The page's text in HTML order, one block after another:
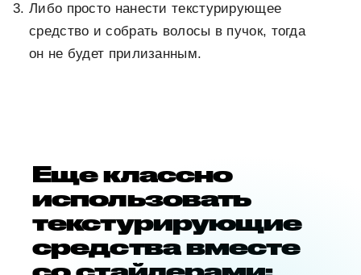
Либо просто нанести текстурирующее
средство и собрать волосы в пучок, тогда
он не будет прилизанным.
Еще классно
использовать
текстурирующие
средства вместе